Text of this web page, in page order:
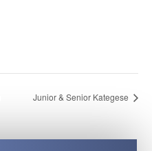
Junior & Senior Kategese